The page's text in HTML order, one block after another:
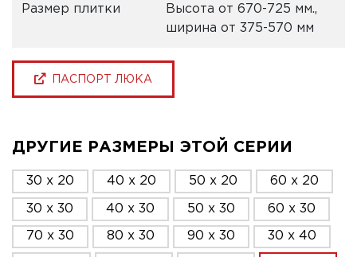
Размер плитки
Высота от 670-725 мм.,
ширина от 375-570 мм
ПАСПОРТ ЛЮКА
ДРУГИЕ РАЗМЕРЫ ЭТОЙ СЕРИИ
30 x 20 40 x 20 50 x 20 60 x 20
30 x 30 40 x 30 50 x 30 60 x 30
70 x 30 80 x 30 90 x 30 30 x 40